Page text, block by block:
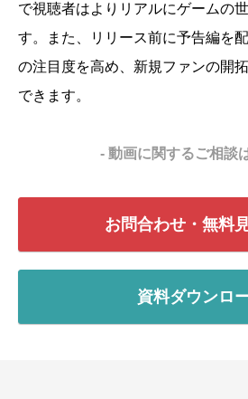
お客様の声
お問合わせ・無料
で視聴者はよりリアルにゲームの
す。
また、リリース前に予告編を
の注目度を高め、新規ファンの開
できます。
- 動画に関するご相談
お問合わせ・無料
資料ダウンロ